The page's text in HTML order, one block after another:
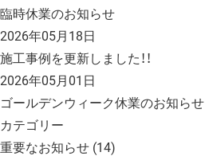
臨時休業のお知らせ
2026年05月18日
施工事例を更新しました！！
2026年05月01日
ゴールデンウィーク休業のお知らせ
カテゴリー
重要なお知らせ (14)